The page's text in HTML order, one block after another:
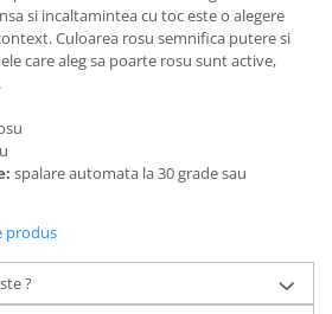
si incaltamintea cu toc este o alegere
Culoarea rosu semnifica putere si
care aleg sa poarte rosu sunt active,
spalare automata la 30 grade sau
produs
?